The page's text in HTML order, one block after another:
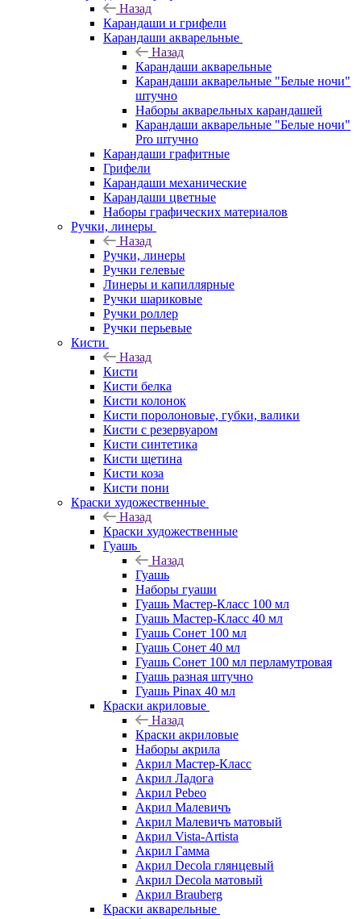
Назад
Карандаши и грифели
Карандаши акварельные
Назад
Карандаши акварельные
Карандаши акварельные "Белые ночи"
штучно
Наборы акварельных карандашей
Карандаши акварельные "Белые ночи"
Pro штучно
Карандаши графитные
Грифели
Карандаши механические
Карандаши цветные
Наборы графических материалов
Ручки, линеры
Назад
Ручки, линеры
Ручки гелевые
Линеры и капиллярные
Ручки шариковые
Ручки роллер
Ручки перьевые
Кисти
Назад
Кисти
Кисти белка
Кисти колонок
Кисти поролоновые, губки, валики
Кисти с резервуаром
Кисти синтетика
Кисти щетина
Кисти коза
Кисти пони
Краски художественные
Назад
Краски художественные
Гуашь
Назад
Гуашь
Наборы гуаши
Гуашь Мастер-Класс 100 мл
Гуашь Мастер-Класс 40 мл
Гуашь Сонет 100 мл
Гуашь Сонет 40 мл
Гуашь Сонет 100 мл перламутровая
Гуашь разная штучно
Гуашь Pinax 40 мл
Краски акриловые
Назад
Краски акриловые
Наборы акрила
Акрил Мастер-Класс
Акрил Ладога
Акрил Pebeo
Акрил Малевичъ
Акрил Малевичъ матовый
Акрил Vista-Artista
Акрил Гамма
Акрил Decola глянцевый
Акрил Decola матовый
Акрил Brauberg
Краски акварельные